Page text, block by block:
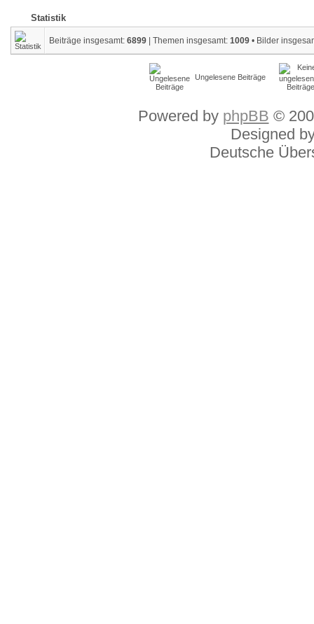
Statistik
Beiträge insgesamt: 6899 | Themen insgesamt: 1009 • Bilder
Ungelesene Beiträge
Powered by phpBB ©
Designed
Deutsche